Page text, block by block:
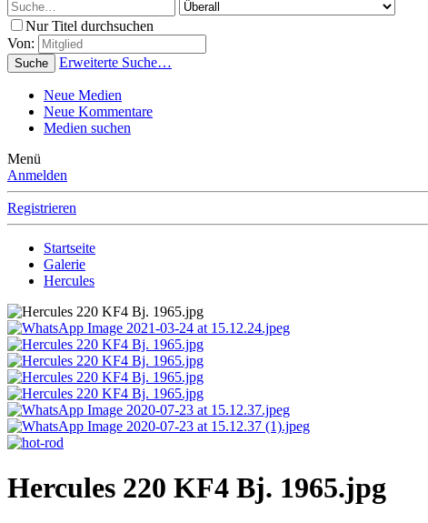
Nur Titel durchsuchen
Von:
Suche Erweiterte Suche…
Neue Medien
Neue Kommentare
Medien suchen
Menü
Anmelden
Registrieren
Startseite
Galerie
Hercules
Hercules 220 KF4 Bj. 1965.jpg